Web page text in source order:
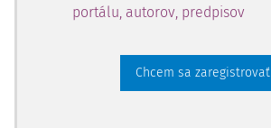
portálu, autorov, predpisov
Chcem sa zaregistrovať